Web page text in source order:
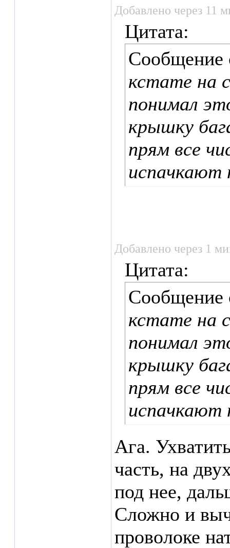
Добавлено через 11
Цитата:
Сообщение
кстате на
понимал
крышку
прям все
испачкают
Добавлено через 1
Цитата:
Сообщение
кстате на
понимал
крышку
прям все
испачкают
Ага.
часть, на
под нее,
Сложно и
проволоке